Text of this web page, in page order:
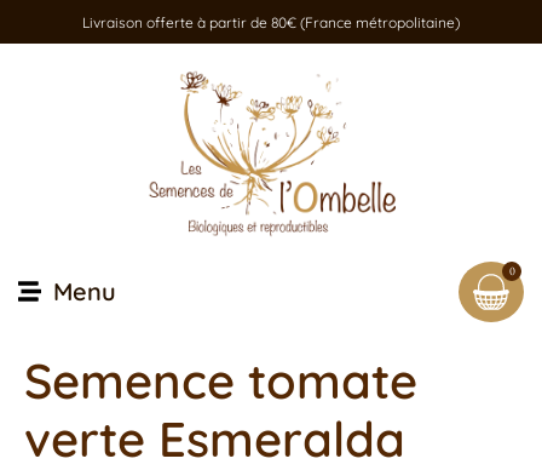
Livraison offerte à partir de 80€ (France métropolitaine)
Menu
0
Semence tomate
verte Esmeralda